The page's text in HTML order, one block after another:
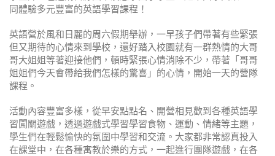
同體驗多元豐富的英語學習課程！
英語營於風和日麗的周六假期舉辦，一早孩子們帶著有些緊張
但又期待的心情來到學校，還好踏入校園就有一群熱情的大哥
哥大姐姐等著迎接他們，頓時緊張心情消除不少，帶著「哥哥
姐姐們今天會帶給我們怎樣的驚喜」的心情，開始一天的營隊
課程。
活動內容豐富多樣，從早安點點名、開營相見歡到各種英語學
習闖關遊戲，透過遊戲式學習學習食物、運動、情緒等主題，
學生們在輕鬆愉快的氛圍中學習和交流。大家都非常認真投入
在課堂中，在各種寓教於樂的方式，一起進行團隊遊戲，在各